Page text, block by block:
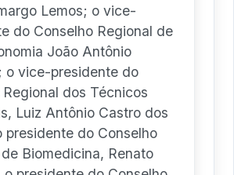
Lemos; o vice-
do Conselho Regional de
João Antônio
o vice-presidente do
dos Técnicos
Luiz Antônio Castro dos
presidente do Conselho
Biomedicina, Renato